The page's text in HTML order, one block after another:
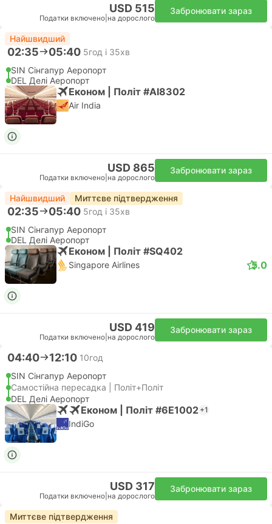
USD 515
Податки включено на дорослого
Забронювати зараз
Найшвидший
02:35 05:40 5год і 35хв
SIN Сінгапур Аеропорт
DEL Делі Аеропорт
Економ | Політ #AI8302
Air India
USD 865
Податки включено на дорослого
Забронювати зараз
Найшвидший Миттєве підтвердження
02:35 05:40 5год і 35хв
SIN Сінгапур Аеропорт
DEL Делі Аеропорт
Економ | Політ #SQ402
Singapore Airlines 5.0
USD 419
Податки включено на дорослого
Забронювати зараз
04:40 12:10 10год
SIN Сінгапур Аеропорт
Самостійна пересадка | Політ+Політ
DEL Делі Аеропорт
Економ | Політ #6E1002 +1
IndiGo
USD 317
Податки включено на дорослого
Забронювати зараз
Миттєве підтвердження